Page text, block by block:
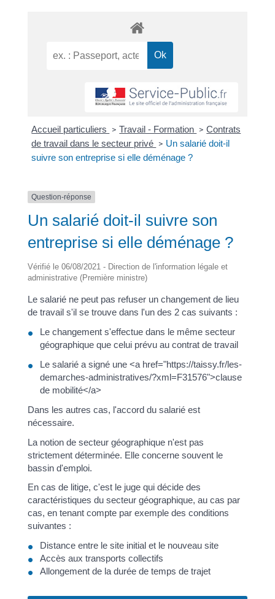
Accueil particuliers > Travail - Formation > Contrats
de travail dans le secteur privé > Un salarié doit-il
suivre son entreprise si elle déménage ?
Question-réponse
Un salarié doit-il suivre son
entreprise si elle déménage ?
Vérifié le 06/08/2021 - Direction de l'information légale et
administrative (Première ministre)
Le salarié ne peut pas refuser un changement de lieu
de travail s'il se trouve dans l'un des 2 cas suivants :
Le changement s'effectue dans le même secteur
géographique que celui prévu au contrat de travail
Le salarié a signé une <a href="https://taissy.fr/les-
demarches-administratives/?xml=F31576">clause
de mobilité</a>
Dans les autres cas, l'accord du salarié est
nécessaire.
La notion de secteur géographique n'est pas
strictement déterminée. Elle concerne souvent le
bassin d'emploi.
En cas de litige, c'est le juge qui décide des
caractéristiques du secteur géographique, au cas par
cas, en tenant compte par exemple des conditions
suivantes :
Distance entre le site initial et le nouveau site
Accès aux transports collectifs
Allongement de la durée de temps de trajet